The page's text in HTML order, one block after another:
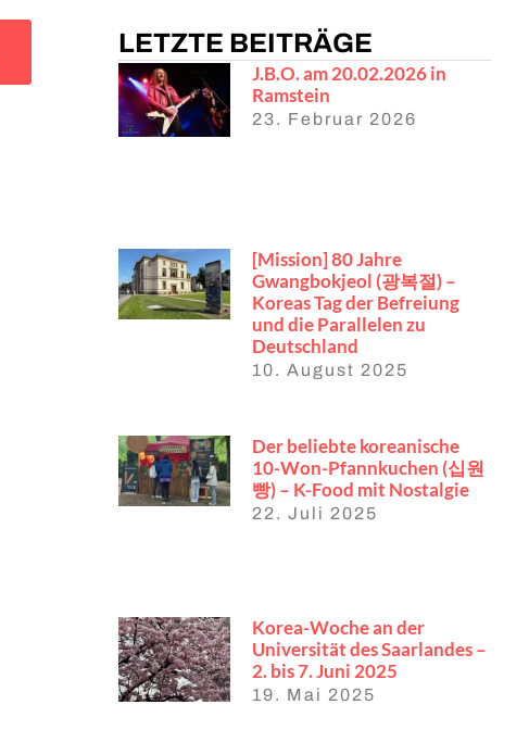
LETZTE BEITRÄGE
J.B.O. am 20.02.2026 in
Ramstein
23. Februar 2026
[Mission] 80 Jahre
Gwangbokjeol (광복절) –
Koreas Tag der Befreiung
und die Parallelen zu
Deutschland
10. August 2025
Der beliebte koreanische
10-Won-Pfannkuchen (십원
빵) – K-Food mit Nostalgie
22. Juli 2025
Korea-Woche an der
Universität des Saarlandes –
2. bis 7. Juni 2025
19. Mai 2025